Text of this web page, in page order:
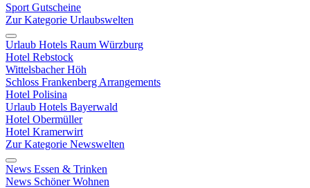
Sport Gutscheine
Zur Kategorie Urlaubswelten
Urlaub Hotels Raum Würzburg
Hotel Rebstock
Wittelsbacher Höh
Schloss Frankenberg Arrangements
Hotel Polisina
Urlaub Hotels Bayerwald
Hotel Obermüller
Hotel Kramerwirt
Zur Kategorie Newswelten
News Essen & Trinken
News Schöner Wohnen